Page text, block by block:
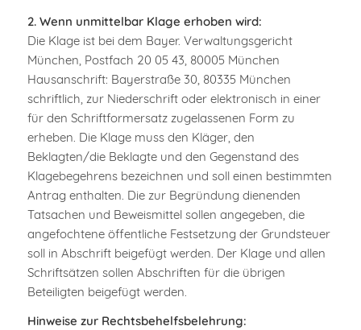
2. Wenn unmittelbar Klage erhoben wird:
Die Klage ist bei dem Bayer. Verwaltungsgericht
München, Postfach 20 05 43, 80005 München
Hausanschrift: Bayerstraße 30, 80335 München
schriftlich, zur Niederschrift oder elektronisch in einer
für den Schriftformersatz zugelassenen Form zu
erheben. Die Klage muss den Kläger, den
Beklagten/die Beklagte und den Gegenstand des
Klagebegehrens bezeichnen und soll einen bestimmten
Antrag enthalten. Die zur Begründung dienenden
Tatsachen und Beweismittel sollen angegeben, die
angefochtene öffentliche Festsetzung der Grundsteuer
soll in Abschrift beigefügt werden. Der Klage und allen
Schriftsätzen sollen Abschriften für die übrigen
Beteiligten beigefügt werden.
Hinweise zur Rechtsbehelfsbelehrung: